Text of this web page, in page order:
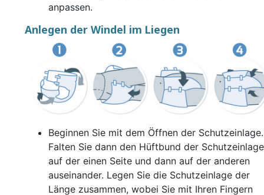
anpassen.
Anlegen der Windel im Liegen
Beginnen Sie mit dem Öffnen der Schutzeinlage.
Falten Sie dann den Hüftbund der Schutzeinlage
auf der einen Seite und dann auf der anderen
auseinander. Legen Sie die Schutzeinlage der
Länge zusammen, wobei Sie mit Ihren Fingern